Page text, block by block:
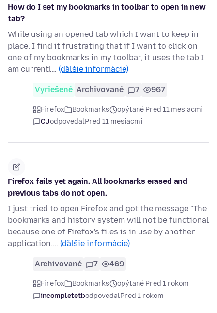
How do I set my bookmarks in toolbar to open in new
tab?
While using an opened tab which I want to keep in
place, I find it frustrating that if I want to click on
one of my bookmarks in my toolbar, it uses the tab I
am currentl… (ďalšie informácie)
Vyriešené Archivované 7 967
Firefox Bookmarks
opýtané Pred 11 mesiacmi
CJodpovedalPred 11 mesiacmi
Firefox fails yet again. All bookmarks erased and
previous tabs do not open.
I just tried to open Firefox and got the message "The
bookmarks and history system will not be functional
because one of Firefox's files is in use by another
application.… (ďalšie informácie)
Archivované 7 469
Firefox Bookmarks
opýtané Pred 1 rokom
incompletetbodpovedalPred 1 rokom